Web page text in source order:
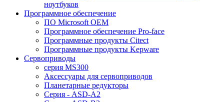
ноутбуков
Программное обеспечение
ПО Microsoft OEM
Программное обеспечение Pro-face
Программные продукты Citect
Программные продукты Kepware
Сервоприводы
серия MS300
Аксессуары для сервоприводов
Планетарные редукторы
Серия - ASD-A2